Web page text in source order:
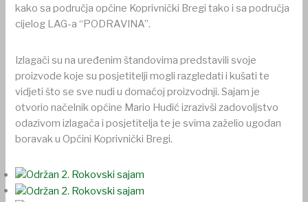
kako sa područja općine Koprivnički Bregi tako i sa područja
cijelog LAG-a “PODRAVINA”.
Izlagači su na uređenim štandovima predstavili svoje
proizvode koje su posjetitelji mogli razgledati i kušati te
vidjeti što se sve nudi u domaćoj proizvodnji. Sajam je
otvorio načelnik općine Mario Hudić izrazivši zadovoljstvo
odazivom izlagača i posjetitelja te je svima zaželio ugodan
boravak u Općini Koprivnički Bregi.